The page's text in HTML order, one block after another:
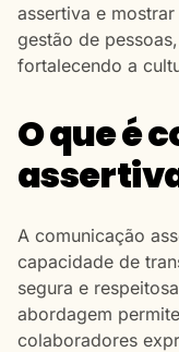
assertiva e
gestão de
fortalecendo a
O que é
A comunicação
capacidade de
segura e
abordagem
colaboradores